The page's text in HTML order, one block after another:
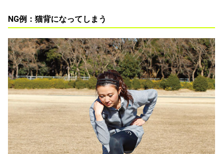
NG例：猫背になってしまう